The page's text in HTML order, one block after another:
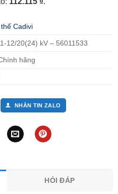
Cadivi
12/20(24) kV – 56011533
hãng
NHẮN TIN ZALO
HỎI ĐÁP